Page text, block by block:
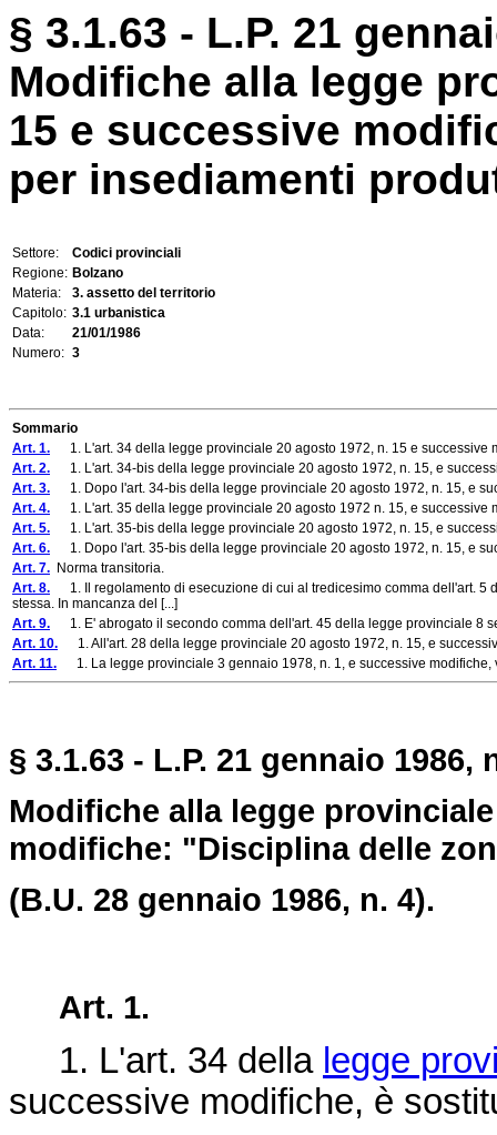
§ 3.1.63 - L.P. 21
Modifiche alla legge
15 e successive
per insediamenti
Settore:
Codici provinciali
Regione: Bolzano
Materia:
3. assetto del territorio
Capitolo: 3.1 urbanistica
Data:
21/01/1986
Numero: 3
Sommario
Art. 1. 1. L'art. 34 della legge provinciale 20 agosto 1972, n. 15 e successive
Art. 2. 1. L'art. 34-bis della legge provinciale 20 agosto 1972, n. 15, e
Art. 3. 1. Dopo l'art. 34-bis della legge provinciale 20 agosto 1972, n. 15, e
Art. 4. 1. L'art. 35 della legge provinciale 20 agosto 1972 n. 15, e successive
Art. 5. 1. L'art. 35-bis della legge provinciale 20 agosto 1972, n. 15, e
Art. 6. 1. Dopo l'art. 35-bis della legge provinciale 20 agosto 1972, n. 15, e
Art. 7. Norma transitoria.
Art. 8. 1. Il regolamento di esecuzione di cui al tredicesimo comma dell'art. 5
stessa. In mancanza del [...]
Art. 9. 1. E' abrogato il secondo comma dell'art. 45 della legge provinciale 8
Art. 10. 1. All'art. 28 della legge provinciale 20 agosto 1972, n. 15, e
Art. 11. 1. La legge provinciale 3 gennaio 1978, n. 1, e successive modifiche,
§ 3.1.63 - L.P. 21 gennaio 1986,
Modifiche alla legge
modifiche: "Disciplina delle
(B.U. 28 gennaio 1986, n. 4).
Art. 1.
1. L'art. 34 della legge
successive modifiche, è